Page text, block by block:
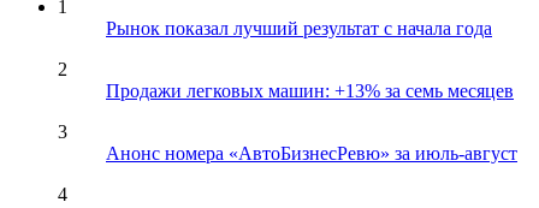
1
Рынок показал лучший результат с начала года
2
Продажи легковых машин: +13% за семь месяцев
3
Анонс номера «АвтоБизнесРевю» за июль-август
4